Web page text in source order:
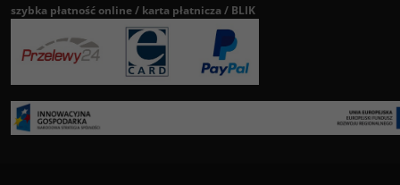
szybka płatność online / karta płatnicza / BLIK